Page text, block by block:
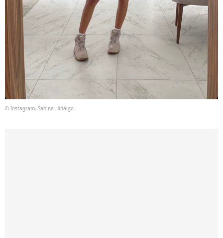
© Instagram, Sabina Hidalgo